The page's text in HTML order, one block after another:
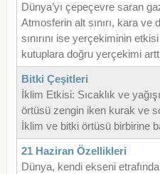
Dünya’yı çepeçevre saran
Atmosferin alt sınırı, kara ve
sınırını ise yerçekiminin
kutuplara doğru yerçekimi
Bitki Çeşitleri
İklim Etkisi: Sıcaklık ve
örtüsü zengin iken kurak ve
İklim ve bitki örtüsü birbirine
21 Haziran Özellikleri
Dünya, kendi ekseni